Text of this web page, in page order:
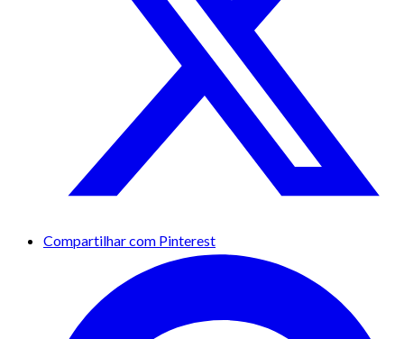
Compartilhar com Pinterest